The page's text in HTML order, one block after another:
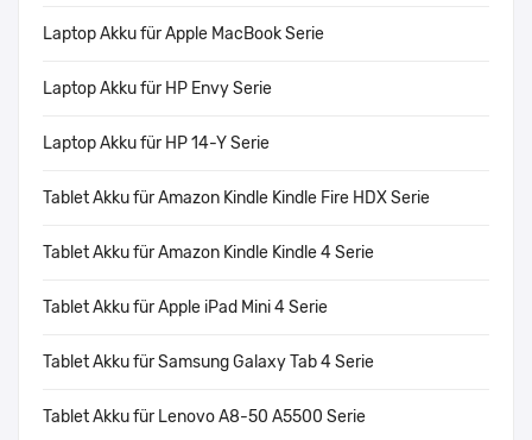
Laptop Akku für Apple MacBook Serie
Laptop Akku für HP Envy Serie
Laptop Akku für HP 14-Y Serie
Tablet Akku für Amazon Kindle Kindle Fire HDX Serie
Tablet Akku für Amazon Kindle Kindle 4 Serie
Tablet Akku für Apple iPad Mini 4 Serie
Tablet Akku für Samsung Galaxy Tab 4 Serie
Tablet Akku für Lenovo A8-50 A5500 Serie